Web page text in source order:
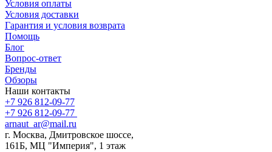
Условия оплаты
Условия доставки
Гарантия и условия возврата
Помощь
Блог
Вопрос-ответ
Бренды
Обзоры
Наши контакты
+7 926 812-09-77
+7 926 812-09-77
arnaut_ar@mail.ru
г. Москва, Дмитровское шоссе,
161Б, МЦ "Империя", 1 этаж